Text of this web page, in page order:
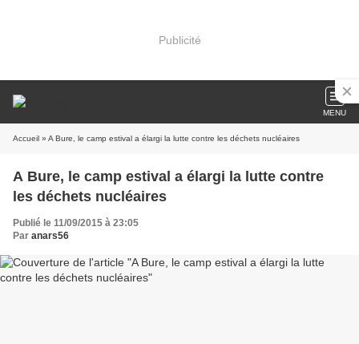
Publicité
MENU
Accueil » A Bure, le camp estival a élargi la lutte contre les déchets nucléaires
A Bure, le camp estival a élargi la lutte contre
les déchets nucléaires
Publié le 11/09/2015 à 23:05
Par anars56